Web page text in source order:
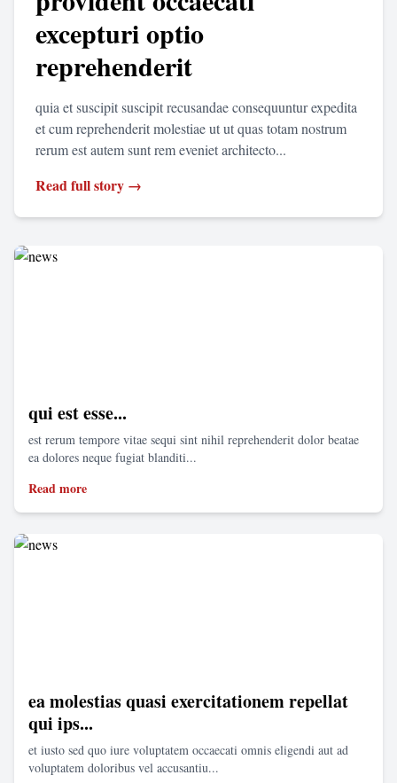
excepturi optio
reprehenderit
quia et suscipit suscipit recusandae consequuntur expedita
et cum reprehenderit molestiae ut ut quas totam nostrum
rerum est autem sunt rem eveniet architecto...
Read full story →
qui est esse...
est rerum tempore vitae sequi sint nihil reprehenderit dolor beatae
ea dolores neque fugiat blanditi...
Read more
ea molestias quasi exercitationem repellat
qui ips...
et iusto sed quo iure voluptatem occaecati omnis eligendi aut ad
voluptatem doloribus vel accusantiu...